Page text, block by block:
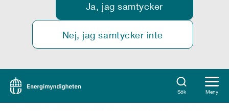
Ja, jag samtycker
Nej, jag samtycker inte
Sök Meny